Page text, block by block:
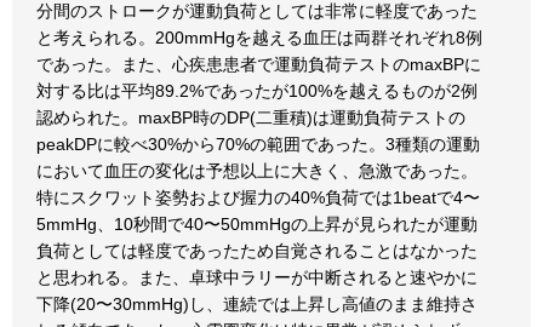
分間のストロークが運動負荷としては非常に軽度であった
と考えられる。200mmHgを越える血圧は両群それぞれ8例
であった。また、心疾患患者で運動負荷テストのmaxBPに
対する比は平均89.2%であったが100%を越えるものが2例
認められた。maxBP時のDP(二重積)は運動負荷テストの
peakDPに較べ30%から70%の範囲であった。3種類の運動
において血圧の変化は予想以上に大きく、急激であった。
特にスクワット姿勢および握力の40%負荷では1beatで4〜
5mmHg、10秒間で40〜50mmHgの上昇が見られたが運動
負荷としては軽度であったため自覚されることはなかった
と思われる。また、卓球中ラリーが中断されると速やかに
下降(20〜30mmHg)し、連続では上昇し高値のまま維持さ